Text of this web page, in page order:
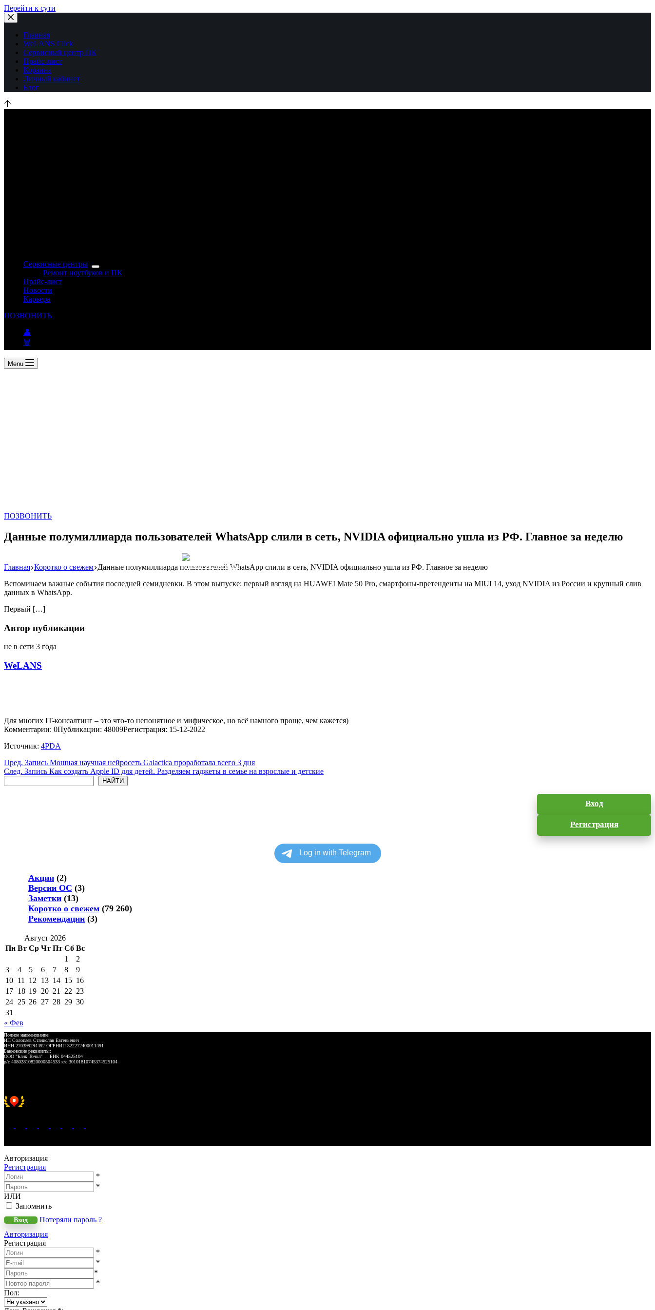
Перейти к сути
Главная
WeLANS Click
Сервисный центр ПК
Прайс-лист
Корзина
Личный кабинет
Блог
Сервисные центры
Ремонт ноутбуков и ПК
Прайс-лист
Новости
Карьера
ПОЗВОНИТЬ
👤
🗑
Menu
ПОЗВОНИТЬ
Данные полумиллиарда пользователей WhatsApp слили в сеть, NVIDIA официально ушла из РФ. Главное за неделю
Реклама: WeLANS облако
Главная Коротко о свежем Данные полумиллиарда пользователей WhatsApp слили в сеть, NVIDIA официально ушла из РФ. Главное за неделю
Вспоминаем важные события последней семидневки. В этом выпуске: первый взгляд на HUAWEI Mate 50 Pro, смартфоны-претенденты на MIUI 14, уход NVIDIA из России и крупный слив
данных в WhatsApp.
Первый […]
Автор публикации
не в сети 3 года
WeLANS
Для многих IT-консалтинг – это что-то непонятное и мифическое, но всё намного проще, чем кажется)
Комментарии: 0Публикации: 48009Регистрация: 15-12-2022
Источник: 4PDA
Пред. Запись Мощная научная нейросеть Galactica проработала всего 3 дня
След. Запись Как создать Apple ID для детей. Разделяем гаджеты в семье на взрослые и детские
НАЙТИ
Вход
Регистрация
Акции (2)
Версии ОС (3)
Заметки (13)
Коротко о свежем (79 260)
Рекомендации (3)
Август 2026
Пн Вт Ср Чт Пт Сб Вс
1
2
3
4 5 6 7 8
9
10 11 12 13 14 15 16
17 18 19 20 21 22 23
24 25 26 27 28 29 30
31
« Фев
Полное наименование:
ИП Солопаев Станислав Евгеньевич
ИНН 270399294492 ОГРНИП 322272400011491
Банковские реквизиты:
ООО "Банк Точка" БИК 044525104
р/с 40802810820000504533 к/с 30101810745374525104
Авторизация
Регистрация
*
*
ИЛИ
Запомнить
Вход
Потеряли пароль ?
Авторизация
Регистрация
*
*
*
*
Пол: